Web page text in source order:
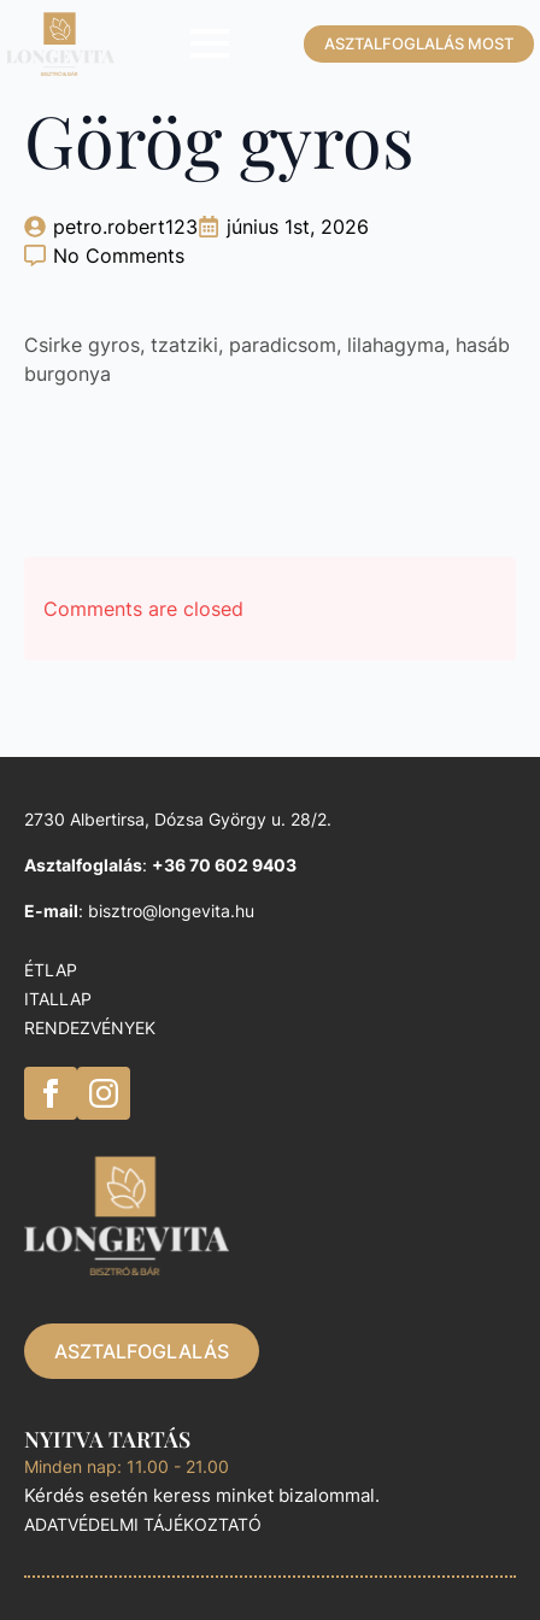
ASZTALFOGLALÁS MOST
Görög gyros
petro.robert123
június 1st, 2026
No Comments
Csirke gyros, tzatziki, paradicsom, lilahagyma, hasáb
burgonya
Comments are closed
2730 Albertirsa, Dózsa György u. 28/2.
Asztalfoglalás: +36 70 602 9403
E-mail: bisztro@longevita.hu
ÉTLAP
ITALLAP
RENDEZVÉNYEK
ASZTALFOGLALÁS
NYITVA TARTÁS
Minden nap: 11.00 - 21.00
Kérdés esetén keress minket bizalommal.
ADATVÉDELMI TÁJÉKOZTATÓ